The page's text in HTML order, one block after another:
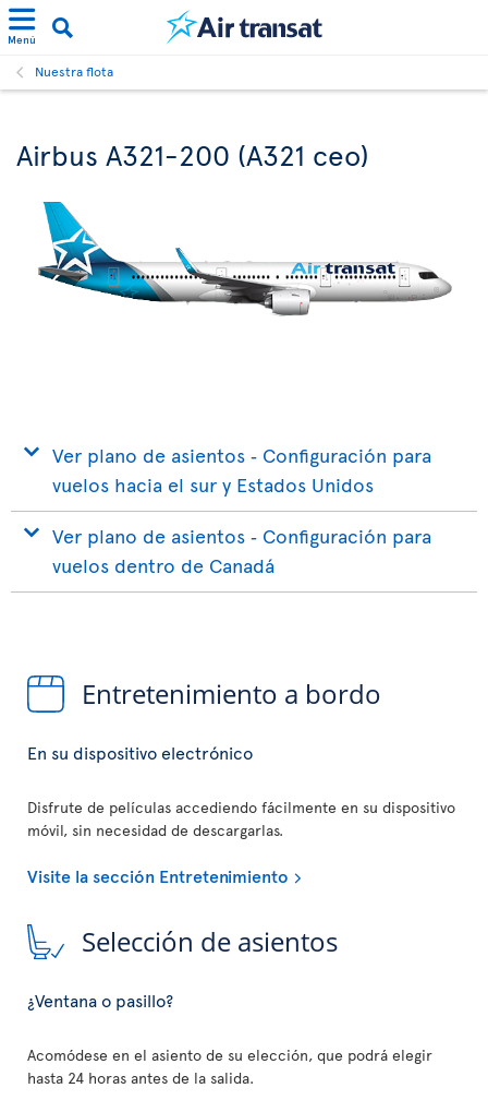
Menú
Nuestra flota
Airbus A321-200 (A321 ceo)
Ver plano de asientos ‐ Configuración para
vuelos hacia el sur y Estados Unidos
Ver plano de asientos ‐ Configuración para
vuelos dentro de Canadá
Entretenimiento a bordo
En su dispositivo electrónico
Disfrute de películas accediendo fácilmente en su dispositivo
móvil, sin necesidad de descargarlas.
Visite la sección Entretenimiento
Selección de asientos
¿Ventana o pasillo?
Acomódese en el asiento de su elección, que podrá elegir
hasta 24 horas antes de la salida.